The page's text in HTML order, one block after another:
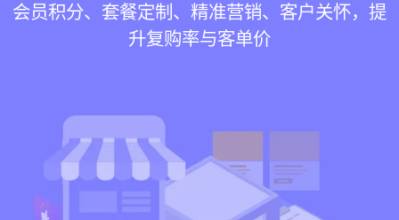
一站式解决养生馆预约、服务、会员、财务、营
销全流程数字化管理
会员积分、套餐定制、精准营销、客户关怀，提
升复购率与客单价
在线预约、智能排班、技师调度、房间/床位状态
一目了然，提升资源利用率
客户体质记录、服务方案执行、效果对比，数据
化展示服务价值